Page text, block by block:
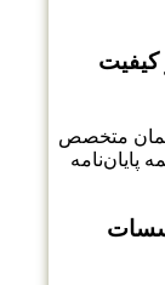
کیفیت
متخصص
پایان‌نامه